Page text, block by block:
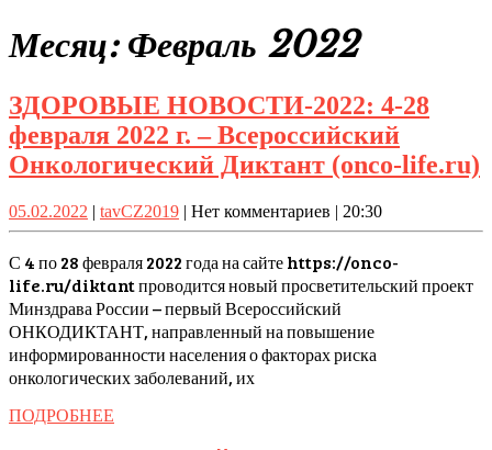
Button
Месяц: Февраль 2022
ЗДОРОВЫЕ НОВОСТИ-2022: 4-28
февраля 2022 г. – Всероссийский
Онкологический Диктант (onco-life.ru)
05.02.2022 05.02.2022
| tavCZ2019tavCZ2019
| Нет комментариев | 20:30
С 4 по 28 февраля 2022 года на сайте https://onco-
life.ru/diktant проводится новый просветительский проект
Минздрава России – первый Всероссийский
ОНКОДИКТАНТ, направленный на повышение
информированности населения о факторах риска
онкологических заболеваний, их
ПОДРОБНЕЕ